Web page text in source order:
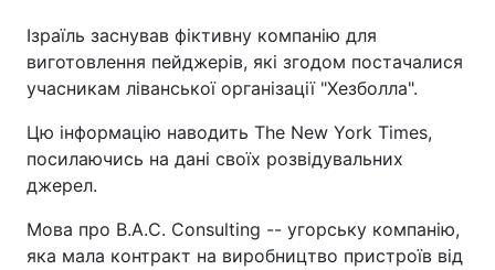
Ізраїль заснував фіктивну компанію для
виготовлення пейджерів, які згодом постачалися
учасникам ліванської організації "Хезболла".
Цю інформацію наводить The New York Times,
посилаючись на дані своїх розвідувальних
джерел.
Мова про B.A.C. Consulting -- угорську компанію,
яка мала контракт на виробництво пристроїв від